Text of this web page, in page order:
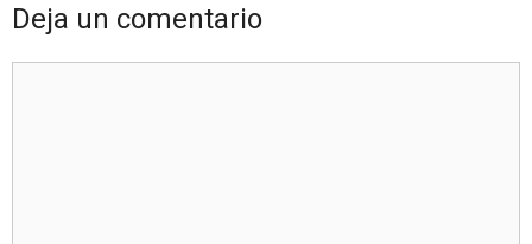
Deja un comentario